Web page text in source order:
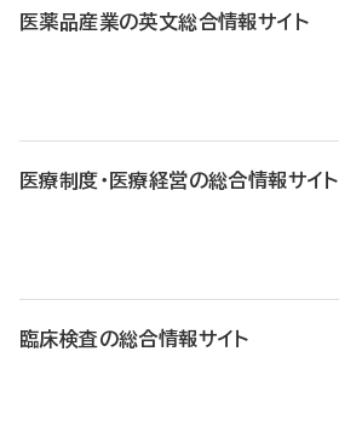
医薬品産業の英文総合情報サイト
医療制度・医療経営の総合情報サイト
臨床検査の総合情報サイト